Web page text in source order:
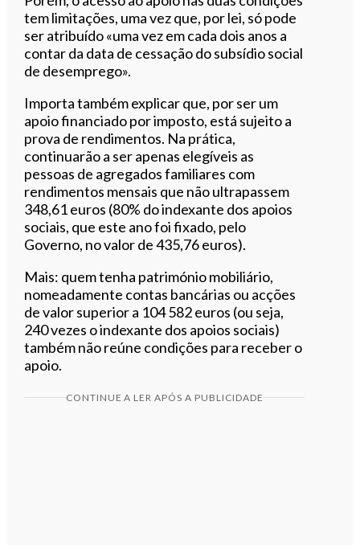
tem limitações, uma vez que, por lei, só pode
ser atribuído «uma vez em cada dois anos a
contar da data de cessação do subsídio social
de desemprego».
Importa também explicar que, por ser um
apoio financiado por imposto, está sujeito a
prova de rendimentos. Na prática,
continuarão a ser apenas elegíveis as
pessoas de agregados familiares com
rendimentos mensais que não ultrapassem
348,61 euros (80% do indexante dos apoios
sociais, que este ano foi fixado, pelo
Governo, no valor de 435,76 euros).
Mais: quem tenha património mobiliário,
nomeadamente contas bancárias ou acções
de valor superior a 104 582 euros (ou seja,
240 vezes o indexante dos apoios sociais)
também não reúne condições para receber o
apoio.
CONTINUE A LER APÓS A PUBLICIDADE